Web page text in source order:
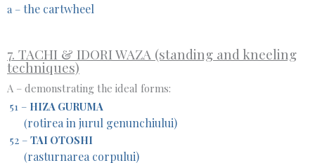
a – the cartwheel
7. TACHI & IDORI WAZA (standing and kneeling
techniques)
A – demonstrating the ideal forms:
51 – HIZA GURUMA
(rotirea in jurul genunchiului)
52 – TAI OTOSHI
(rasturnarea corpului)